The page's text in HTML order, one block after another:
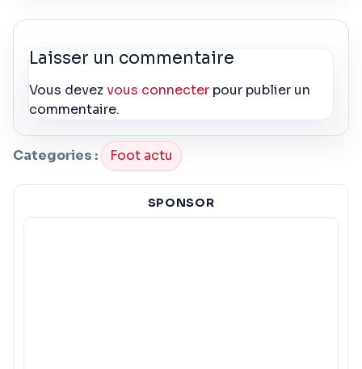
Laisser un commentaire
Vous devezvous connecter pour publier un
commentaire.
Categories : Foot actu
SPONSOR